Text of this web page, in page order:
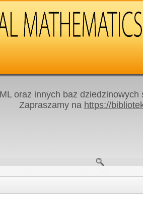
oraz innych baz
Zapraszamy na https://